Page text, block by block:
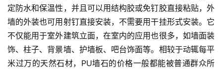
定防水和保温性，并且可以用结构胶或免钉胶直接粘贴，外
墙的外装也可用射钉直接安装，不需要用干挂形式安装。它
不仅能用于室外建筑立面，在室内的应用也很多，如墙面装
饰、柱子、背景墙、护墙板、吧台饰面等。相较于动辄每平
米过万的天然石材，PU墙石的价格一般都能被普通群众所